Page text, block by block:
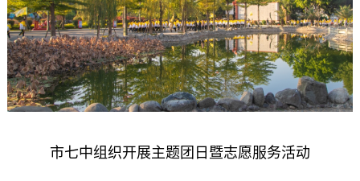
市七中组织开展主题团日暨志愿服务活动